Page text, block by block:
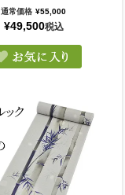
通常価格 ¥55,000
¥49,500税込